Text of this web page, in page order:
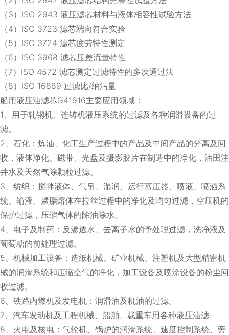
（3）ISO 2943 液压滤芯材料与液体相容性试验方法
（4）ISO 3723 滤芯端向符合实验
（5）ISO 3724 滤芯疲劳特性测定
（6）ISO 3968 滤芯压差流量特性
（7）ISO 4572 滤芯测定过滤特性的多次通过法
（8）ISO 16889 过滤比/纳污量
船用液压油滤芯G41916主要应用领域：
1、用于轧钢机、连铸机液压系统的过滤及各种润滑设备的过
滤。
2、石化：炼油、化工生产过程中的产品及中间产品的分离及回
收，液体净化、磁带、光盘及摄影胶片在制造中的净化，油田注
井水及天然气除颗粒过滤。
3、纺织：搅拌液体、气吊、湿润、运行蓄压器、喷液、喷洒系
统、输液。聚脂熔体在拉丝过程中的净化及均匀过滤，空压机的
保护过滤，压缩气体的除油除水。
4、电子及制药：反渗透水、去离子水的予处理过滤，洗净液及
葡萄糖的前处理过滤。
5、机械加工设备：造纸机械、矿业机械、注塑机及大型精密机
械的润滑系统和压缩空气的净化，加工设备及喷涂设备的粉尘回
收过滤。
6、铁路内燃机及发电机：润滑油及机油的过滤。
7、汽车发动机及工程机械、船舶、载重车用各种液压油滤.
8、火电及核电：气轮机、锅炉的润滑系统、速度控制系统、旁